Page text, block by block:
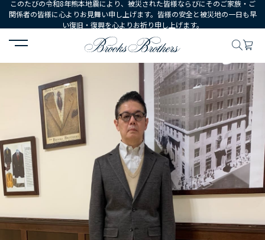
このたびの令和8年熊本地震により、被災された皆様ならびにそのご家族・ご
関係者の皆様に心よりお見舞い申し上げます。皆様の安全と被災地の一日も早
い復旧・復興を心よりお祈り申し上げます。
HOME コーディネート コーディネート詳細